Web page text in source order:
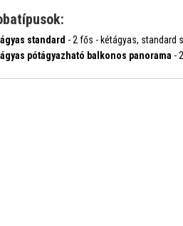
standard - 2 fős - kétágyas, standard
pótágyazható balkonos panorama -